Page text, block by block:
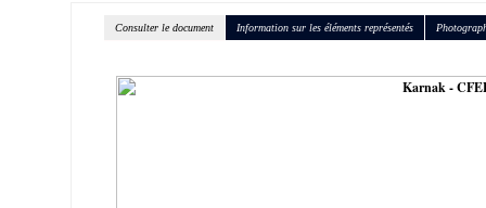
Consulter le document Information sur les éléments représentés